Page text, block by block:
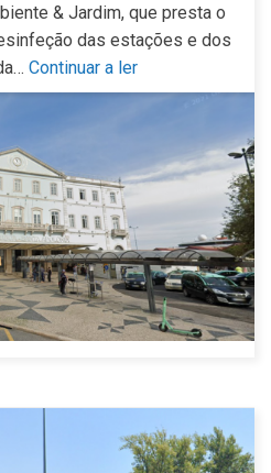
& Jardim, que presta o
das estações e dos
Continuar a ler